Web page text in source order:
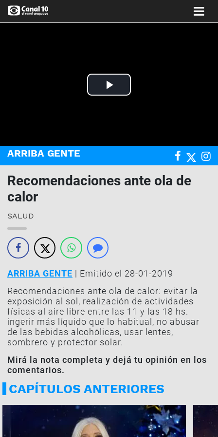
Play
ARRIBA GENTE
Recomendaciones ante ola de
calor
SALUD
ARRIBA GENTE | Emitido el 28-01-2019
Recomendaciones ante ola de calor: evitar la
exposición al sol, realización de actividades
físicas al aire libre entre las 11 y las 18 hs.
ingerir más líquido que lo habitual, no abusar
de las bebidas alcohólicas, usar lentes,
sombrero y protector solar.
Mirá la nota completa y dejá tu opinión en los
comentarios.
CAPÍTULOS ANTERIORES